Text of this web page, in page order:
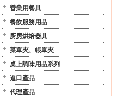
營業用餐具
餐飲服務用品
廚房烘焙器具
菜單夾、帳單夾
桌上調味用品系列
進口產品
代理產品